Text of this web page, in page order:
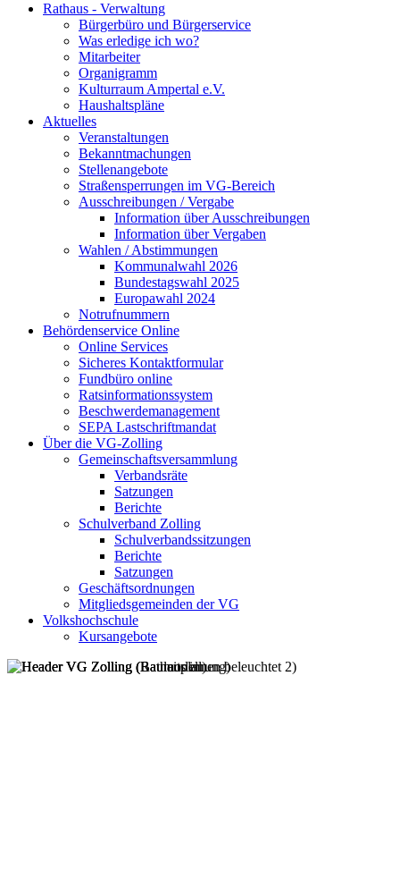
Rathaus - Verwaltung
Bürgerbüro und Bürgerservice
Was erledige ich wo?
Mitarbeiter
Organigramm
Kulturraum Ampertal e.V.
Haushaltspläne
Aktuelles
Veranstaltungen
Bekanntmachungen
Stellenangebote
Straßensperrungen im VG-Bereich
Ausschreibungen / Vergabe
Information über Ausschreibungen
Information über Vergaben
Wahlen / Abstimmungen
Kommunalwahl 2026
Bundestagswahl 2025
Europawahl 2024
Notrufnummern
Behördenservice Online
Online Services
Sicheres Kontaktformular
Fundbüro online
Ratsinformationssystem
Beschwerdemanagement
SEPA Lastschriftmandat
Über die VG-Zolling
Gemeinschaftsversammlung
Verbandsräte
Satzungen
Berichte
Schulverband Zolling
Schulverbandssitzungen
Berichte
Satzungen
Geschäftsordnungen
Mitgliedsgemeinden der VG
Volkshochschule
Kursangebote